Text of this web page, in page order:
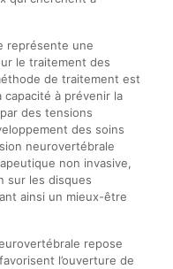
représente une
le traitement des
de traitement est
à prévenir la
des tensions
des soins
neurovertébrale
non invasive,
sur les disques
ainsi un mieux-être
repose
l’ouverture de